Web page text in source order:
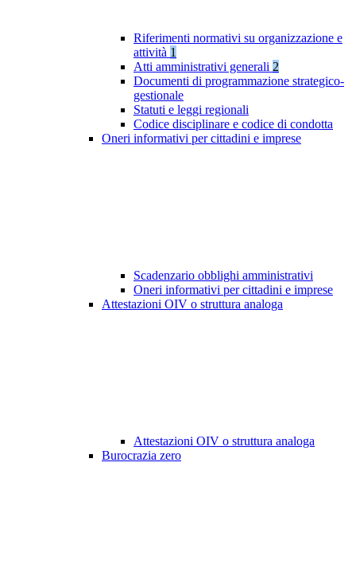
Riferimenti normativi su organizzazione e
attività 1
Atti amministrativi generali 2
Documenti di programmazione strategico-
gestionale
Statuti e leggi regionali
Codice disciplinare e codice di condotta
Oneri informativi per cittadini e imprese
Scadenzario obblighi amministrativi
Oneri informativi per cittadini e imprese
Attestazioni OIV o struttura analoga
Attestazioni OIV o struttura analoga
Burocrazia zero